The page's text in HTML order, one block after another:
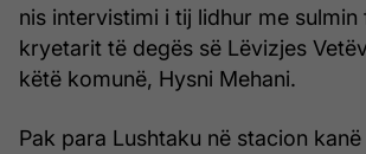
nis intervistimi i tij lidhur me sulmin
kryetarit të degës së Lëvizjes
këtë komunë, Hysni Mehani.
Pak para Lushtaku në stacion